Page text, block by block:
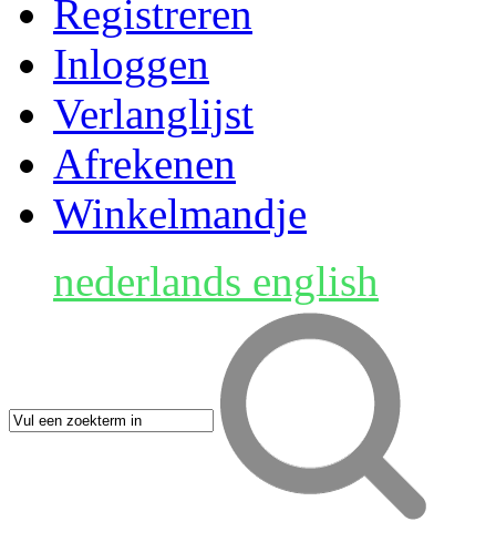
Registreren
Inloggen
Verlanglijst
Afrekenen
Winkelmandje
nederlands english